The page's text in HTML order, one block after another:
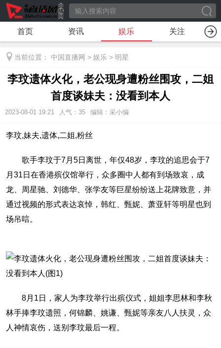
首页 资讯 娱乐 关注
当前位置： 中国直播网 > 娱乐 > 明星
李玟遗体火化，老公现身遭粉丝围攻，二姐
首度谈妹夫：没看到本人
2023-08-01 19:21 人气： 35 编辑：采小编
李玟,妹夫,遗体,二姐,粉丝
歌手李玟于7月5日离世，年仅48岁，李玟的追思会于7
月31日在香港殡仪馆举行，众多圈中人都有到场致哀，成
龙、周星驰、刘德华、张学友等巨星纷纷送上花牌致意，并
通过视频的形式表达哀悼，韩红、甄妮、萧亚轩等明星也到
场吊唁。
8月1日，家人为李玟举行出殡仪式，姐姐李思林和李秋
林手捧李玟遗照，何锦麟、姚谦、甄妮等亲友八人扶灵，众
人神情哀伤，送别李玟最后一程。